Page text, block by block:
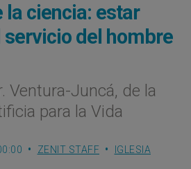
la ciencia: estar
del hombre
Ventura-Juncá, de la
para la Vida
ZENIT STAFF
IGLESIA